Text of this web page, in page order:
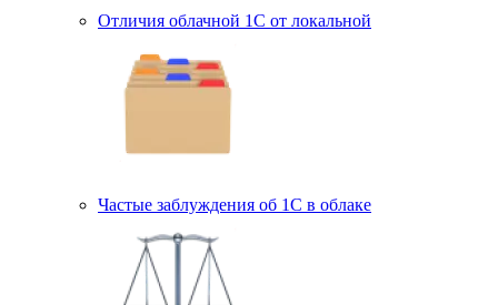
Отличия облачной 1С от локальной
Частые заблуждения об 1С в облаке